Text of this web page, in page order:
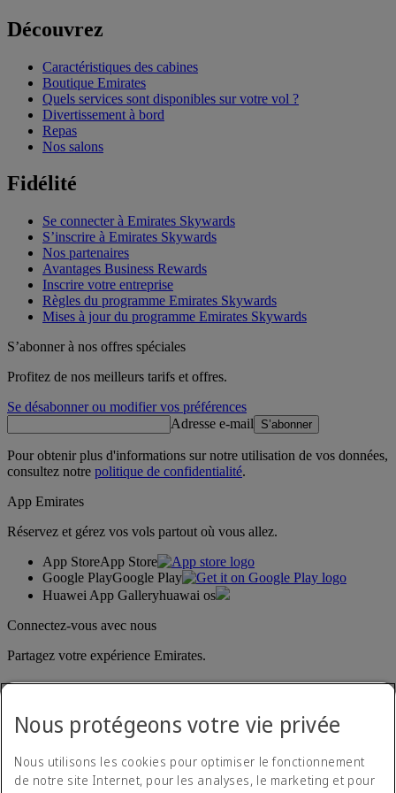
Découvrez
Caractéristiques des cabines
Boutique Emirates
Quels services sont disponibles sur votre vol ?
Divertissement à bord
Repas
Nos salons
Fidélité
Se connecter à Emirates Skywards
S’inscrire à Emirates Skywards
Nos partenaires
Avantages Business Rewards
Inscrire votre entreprise
Règles du programme Emirates Skywards
Mises à jour du programme Emirates Skywards
S’abonner à nos offres spéciales
Profitez de nos meilleurs tarifs et offres.
Se désabonner ou modifier vos préférences
Adresse e-mail
S’abonner
Pour obtenir plus d'informations sur notre utilisation de vos données,
consultez notre politique de confidentialité.
App Emirates
Réservez et gérez vos vols partout où vous allez.
App StoreApp Store
Google PlayGoogle Play
Huawei App Galleryhuawai os
Connectez-vous avec nous
Partagez votre expérience Emirates.
Nous protégeons votre vie privée
Nous utilisons les cookies pour optimiser le fonctionnement
de notre site Internet, pour les analyses, le marketing et pour